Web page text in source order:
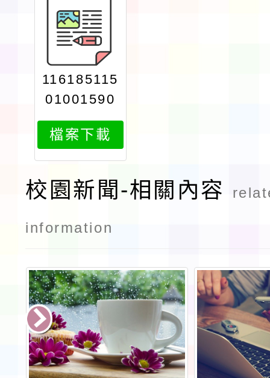
116185115
01001590
1attach1
檔案下載
校園新聞-相關內容
information